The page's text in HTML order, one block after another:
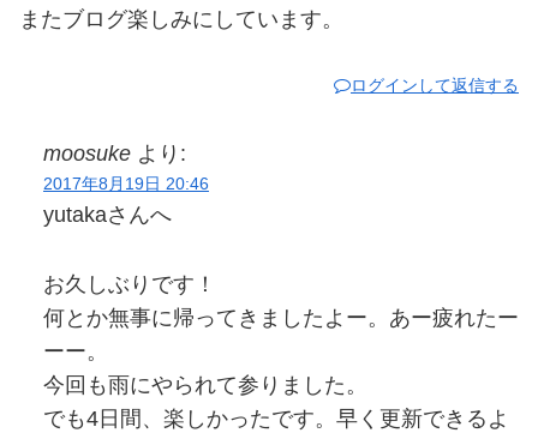
またブログ楽しみにしています。
ログインして返信する
moosuke より:
2017年8月19日 20:46
yutakaさんへ
お久しぶりです！
何とか無事に帰ってきましたよー。あー疲れたー
ーー。
今回も雨にやられて参りました。
でも4日間、楽しかったです。早く更新できるよ